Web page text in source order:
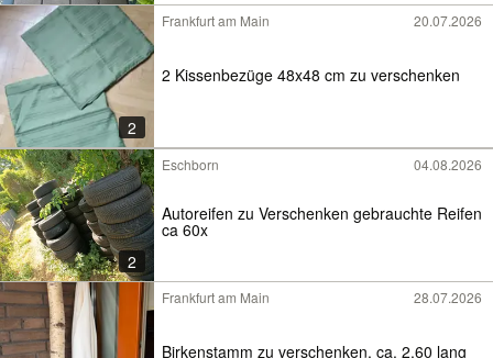
2
Frankfurt am Main 20.07.2026
2 Kissenbezüge 48x48 cm zu verschenken
2
Eschborn 04.08.2026
Autoreifen zu Verschenken gebrauchte Reifen
ca 60x
Frankfurt am Main 28.07.2026
Birkenstamm zu verschenken, ca. 2,60 lang